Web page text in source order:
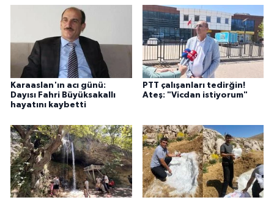
Karaaslan'ın acı günü:
Dayısı Fahri Büyüksakallı
hayatını kaybetti
PTT çalışanları tedirğin!
Ateş: "Vicdan istiyorum"